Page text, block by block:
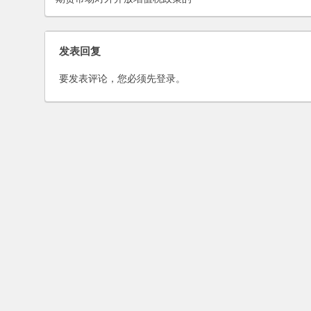
公告
发表回复
要发表评论，您必须先登录。